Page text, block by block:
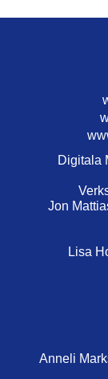
Digitala
Jon
Lisa
Anneli